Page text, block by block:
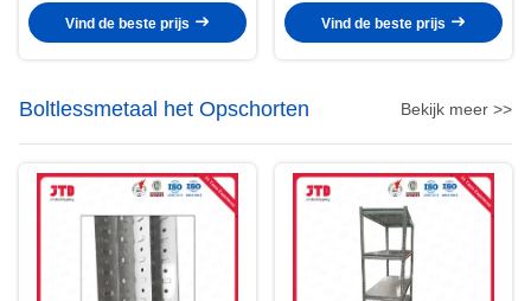
and Freestanding Or Wall-
mounted Installation
Vind de beste prijs
Industrial Storage
Vind de beste prijs
Boltlessmetaal het Opschorten Bekijk meer >>